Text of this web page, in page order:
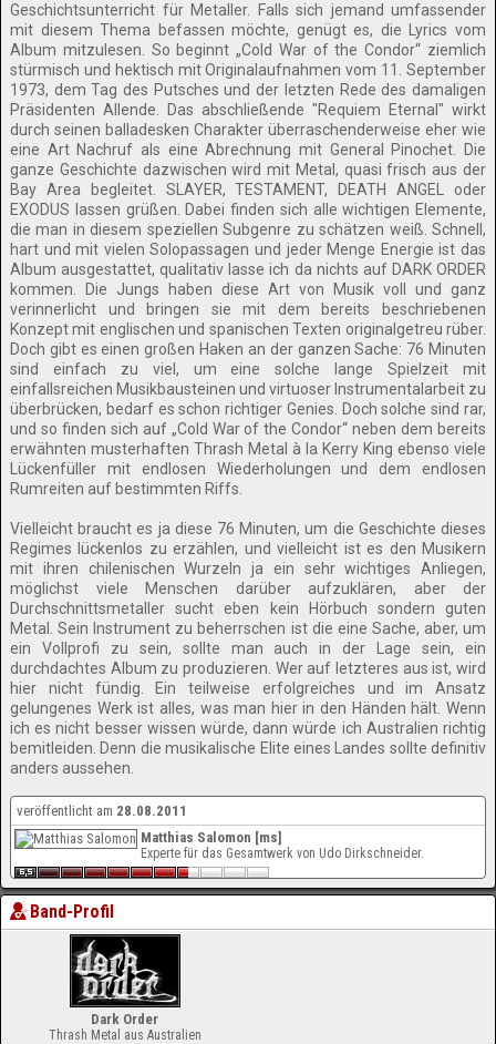
Geschichtsunterricht für Metaller. Falls sich jemand umfassender
mit diesem Thema befassen möchte, genügt es, die Lyrics vom
Album mitzulesen. So beginnt „Cold War of the Condor“ ziemlich
stürmisch und hektisch mit Originalaufnahmen vom 11. September
1973, dem Tag des Putsches und der letzten Rede des damaligen
Präsidenten Allende. Das abschließende "Requiem Eternal" wirkt
durch seinen balladesken Charakter überraschenderweise eher wie
eine Art Nachruf als eine Abrechnung mit General Pinochet. Die
ganze Geschichte dazwischen wird mit Metal, quasi frisch aus der
Bay Area begleitet. SLAYER, TESTAMENT, DEATH ANGEL oder
EXODUS lassen grüßen. Dabei finden sich alle wichtigen Elemente,
die man in diesem speziellen Subgenre zu schätzen weiß. Schnell,
hart und mit vielen Solopassagen und jeder Menge Energie ist das
Album ausgestattet, qualitativ lasse ich da nichts auf DARK ORDER
kommen. Die Jungs haben diese Art von Musik voll und ganz
verinnerlicht und bringen sie mit dem bereits beschriebenen
Konzept mit englischen und spanischen Texten originalgetreu rüber.
Doch gibt es einen großen Haken an der ganzen Sache: 76 Minuten
sind einfach zu viel, um eine solche lange Spielzeit mit
einfallsreichen Musikbausteinen und virtuoser Instrumentalarbeit zu
überbrücken, bedarf es schon richtiger Genies. Doch solche sind rar,
und so finden sich auf „Cold War of the Condor“ neben dem bereits
erwähnten musterhaften Thrash Metal à la Kerry King ebenso viele
Lückenfüller mit endlosen Wiederholungen und dem endlosen
Rumreiten auf bestimmten Riffs.
Vielleicht braucht es ja diese 76 Minuten, um die Geschichte dieses
Regimes lückenlos zu erzählen, und vielleicht ist es den Musikern
mit ihren chilenischen Wurzeln ja ein sehr wichtiges Anliegen,
möglichst viele Menschen darüber aufzuklären, aber der
Durchschnittsmetaller sucht eben kein Hörbuch sondern guten
Metal. Sein Instrument zu beherrschen ist die eine Sache, aber, um
ein Vollprofi zu sein, sollte man auch in der Lage sein, ein
durchdachtes Album zu produzieren. Wer auf letzteres aus ist, wird
hier nicht fündig. Ein teilweise erfolgreiches und im Ansatz
gelungenes Werk ist alles, was man hier in den Händen hält. Wenn
ich es nicht besser wissen würde, dann würde ich Australien richtig
bemitleiden. Denn die musikalische Elite eines Landes sollte definitiv
anders aussehen.
veröffentlicht am 28.08.2011
Matthias Salomon [ms]
Experte für das Gesamtwerk von Udo Dirkschneider.
Band-Profil
Dark Order
Thrash Metal aus Australien